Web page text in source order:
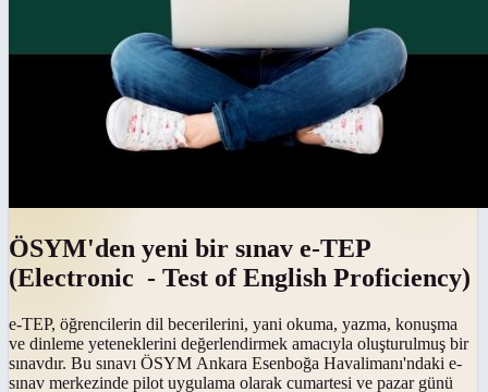
ÖSYM'den yeni bir sınav e-TEP
(Electronic - Test of English Proficiency)
e-TEP, öğrencilerin dil becerilerini, yani okuma, yazma, konuşma
ve dinleme yeteneklerini değerlendirmek amacıyla oluşturulmuş bir
sınavdır. Bu sınavı ÖSYM Ankara Esenboğa Havalimanı'ndaki e-
sınav merkezinde pilot uygulama olarak cumartesi ve pazar günü